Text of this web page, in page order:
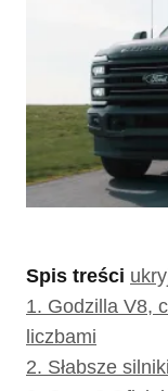
Spis treści
1. Godzilla V8,
liczbami
2. Słabsze